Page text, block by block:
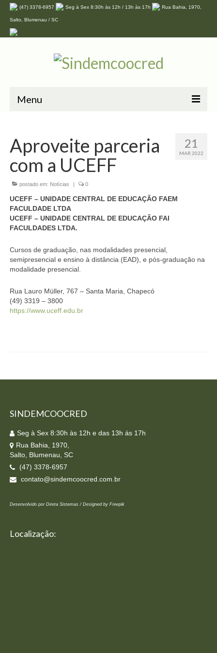
(47) 3378-6957 Seg à Sex 8:30h às 12h / 13h às 17h Rua Bahia, 1970,
Salto, Blumenau / SC
Menu
O Sindicato
Associe-se
Convenções
Convênios
Homologação
Índices
Notícias
Baixar APP
21
MAR 2022
Aproveite parceria
com a UCEFF
postado em: Notícias | 0
UCEFF – UNIDADE CENTRAL DE EDUCAÇÃO FAEM
FACULDADE LTDA
UCEFF – UNIDADE CENTRAL DE EDUCAÇÃO FAI
FACULDADES LTDA.
Cursos de graduação, nas modalidades presencial,
semipresencial e ensino à distância (EAD), e pós-graduação na
modalidade presencial.
Rua Lauro Müller, 767 – Santa Maria, Chapecó
(49) 3319 – 3800
https://www.uceff.edu.br
SINDEMCOOCRED
Seg à Sex 8:30h às 12h e das 13h ás 17h
Rua Bahia, 1970,
Salto, Blumenau, SC
(47) 3378-6957
contato@sindemcoocred.com.br
Desenvolvido por Direta Sistemas / Designed by Freepik
Localização: